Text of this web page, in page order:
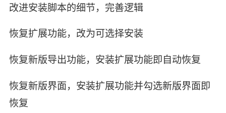
改进安装脚本的细节，完善逻辑
恢复扩展功能，改为可选择安装
恢复新版导出功能，安装扩展功能即自动恢复
恢复新版界面，安装扩展功能并勾选新版界面即
恢复